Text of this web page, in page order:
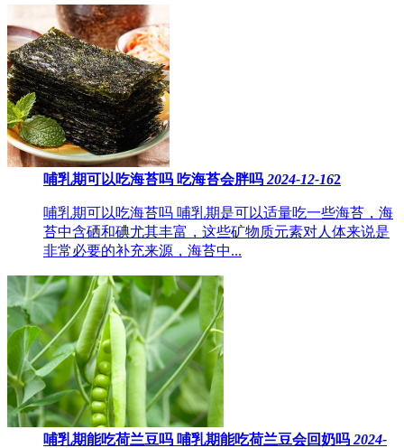
哺乳期可以吃海苔吗 ​吃海苔会胖吗 2024-12-162
哺乳期可以吃海苔吗 哺乳期是可以适量吃一些海苔，海
苔中含硒和碘尤其丰富，这些矿物质元素对人体来说是
非常必要的补充来源，海苔中...
哺乳期能吃荷兰豆吗 ​哺乳期能吃荷兰豆会回奶吗 2024-